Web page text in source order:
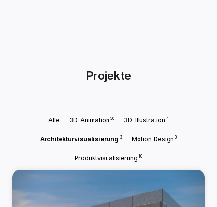
Projekte
Alle 3D-Animation 30 3D-Illustration 4
Architekturvisualisierung 3 Motion Design 3
Produktvisualisierung 10